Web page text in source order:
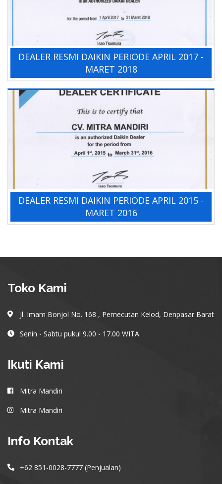
DEALER RESMI DAIKIN PERIODE APRIL 2017 -
MARET 2018
DEALER RESMI DAIKIN PERIODE APRIL 2015 -
MARET 2016
Toko Kami
Jl. Imam Bonjol No. 168 , Pemecutan Kelod, Denpasar Barat
Senin - Sabtu pukul 9.00 - 17.00 WITA
Ikuti Kami
Mitra Mandiri
Mitra Mandiri
Info Kontak
+62 851-0028-7777 (Penjualan)